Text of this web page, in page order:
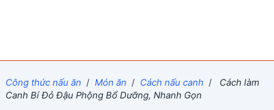
Công thức nấu ăn / Món ăn / Cách nấu canh /
Cách làm
Canh Bí Đỏ Đậu Phộng Bổ Dưỡng, Nhanh Gọn